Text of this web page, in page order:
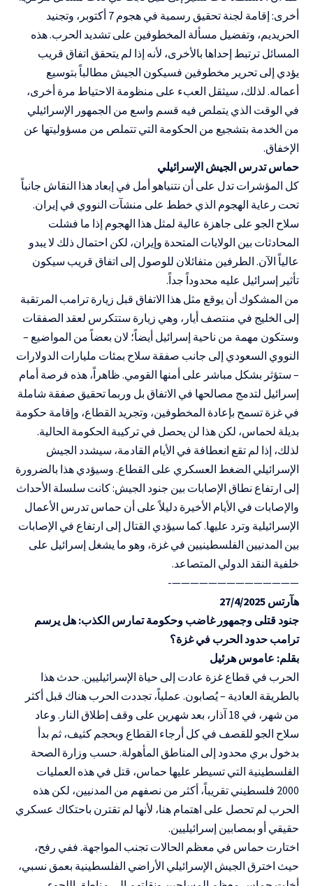
أخرى: إقامة لجنة تحقيق رسمية في هجوم 7 أكتوبر، وتجنيد
الحريديم، وتفضيل مسألة المخطوفين على تشديد الحرب. هذه
المسائل ترتبط إحداها بالأخرى، لأنه إذا لم يتحقق اتفاق قريب
يؤدي إلى تحرير مخطوفين فسيكون الجيش مطالباً بتوسيع
أعماله. لذلك، سيثقل العبء على منظومة الاحتياط مرة أخرى،
في الوقت الذي يتملص فيه قسم واسع من الجمهور الإسرائيلي
من الخدمة بتشجيع من الحكومة التي تتملص من مسؤوليتها عن
الإخفاق.
حماس تدرس الجيش الإسرائيلي
كل المؤشرات تدل على أن نتنياهو أمل في إبعاد هذا النقاش جانباً
تحت رعاية الهجوم الذي خطط على منشآت النووي في إيران.
سلاح الجو على جاهزة عالية لمثل هذا الهجوم إذا ما فشلت
المحادثات بين الولايات المتحدة وإيران، لكن احتمال ذلك لا يبدو
عالياً الآن. الطرفين متفائلان للوصول إلى اتفاق قريب سيكون
تأثير إسرائيل عليه محدوداً جداً.
من المشكوك أن يوقع مثل هذا الاتفاق قبل زيارة ترامب المرتقبة
إلى الخليج في منتصف أيار، وهي زيارة ستتكرس لعقد الصفقات
وستكون مهمة من ناحية إسرائيل أيضاً؛ لان بعضاً من المواضيع –
النووي السعودي إلى جانب صفقة سلاح بمئات مليارات الدولارات
– ستؤثر بشكل مباشر على أمنها القومي. ظاهراً، هذه فرصة أمام
إسرائيل لتدمج مصالحها في الاتفاق بل وربما تحقيق صفقة شاملة
في غزة تسمح بإعادة المخطوفين، وتجريد القطاع، وإقامة حكومة
بديلة لحماس، لكن هذا لن يحصل في تركيبة الحكومة الحالية.
لذلك، إذا لم تقع انعطافة في الأيام القادمة، سيشدد الجيش
الإسرائيلي الضغط العسكري على القطاع. وسيؤدي هذا بالضرورة
إلى ارتفاع نطاق الإصابات بين جنود الجيش: كانت سلسلة الأحداث
والإصابات في الأيام الأخيرة دليلاً على أن حماس تدرس الأعمال
الإسرائيلية وترد عليها. كما سيؤدي القتال إلى ارتفاع في الإصابات
بين المدنيين الفلسطينيين في غزة، وهو ما يشغل إسرائيل على
خلفية النقد الدولي المتصاعد.
——————————————-
هآرتس 27/4/2025
جنود قتلى وجمهور غاضب وحكومة تمارس الكذب: هل يرسم
ترامب حدود الحرب في غزة؟
بقلم: عاموس هرئيل
الحرب في قطاع غزة عادت إلى حياة الإسرائيليين. حدث هذا
بالطريقة العادية – يُصابون. عملياً، تجددت الحرب هناك قبل أكثر
من شهر، في 18 آذار، بعد شهرين على وقف إطلاق النار. وعاد
سلاح الجو للقصف في كل أرجاء القطاع وبحجم كثيف، ثم بدأ
بدخول بري محدود إلى المناطق المأهولة. حسب وزارة الصحة
الفلسطينية التي تسيطر عليها حماس، قتل في هذه العمليات
2000 فلسطيني تقريباً، أكثر من نصفهم من المدنيين، لكن هذه
الحرب لم تحصل على اهتمام هنا، لأنها لم تقترن باحتكاك عسكري
حقيقي أو بمصابين إسرائيليين.
اختارت حماس في معظم الحالات تجنب المواجهة. ففي رفح،
حيث اخترق الجيش الإسرائيلي الأراضي الفلسطينية بعمق نسبي،